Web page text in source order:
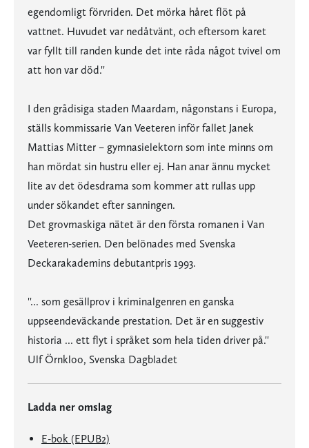
egendomligt förvriden. Det mörka håret flöt på
vattnet. Huvudet var nedåtvänt, och eftersom karet
var fyllt till randen kunde det inte råda något tvivel om
att hon var död.''
I den grådisiga staden Maardam, någonstans i Europa,
ställs kommissarie Van Veeteren inför fallet Janek
Mattias Mitter – gymnasielektorn som inte minns om
han mördat sin hustru eller ej. Han anar ännu mycket
lite av det ödesdrama som kommer att rullas upp
under sökandet efter sanningen.
Det grovmaskiga nätet är den första romanen i Van
Veeteren-serien. Den belönades med Svenska
Deckarakademins debutantpris 1993.
''... som gesällprov i kriminalgenren en ganska
uppseendeväckande prestation. Det är en suggestiv
historia ... ett flyt i språket som hela tiden driver på.''
Ulf Örnkloo, Svenska Dagbladet
Ladda ner omslag
E-bok (EPUB2)